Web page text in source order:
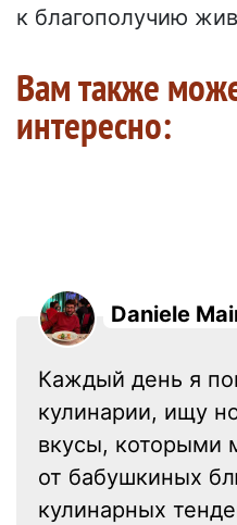
к благополучию
Вам также
интересно:
Daniele
Каждый день я
кулинарии, ищу
вкусы, которыми
от бабушкиных
кулинарных